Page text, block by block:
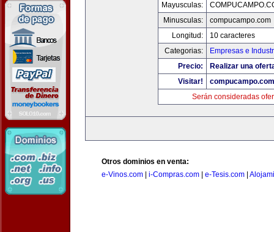
Mayusculas:
Minusculas:
compucampo.com
Longitud:
10 caracteres
Categorias:
Empresas e
Precio:
Realizar una
Visitar!
compucampo.com
Serán consideradas
Otros dominios en venta:
e-Vinos.com
i-Compras.com e-Tesis.com